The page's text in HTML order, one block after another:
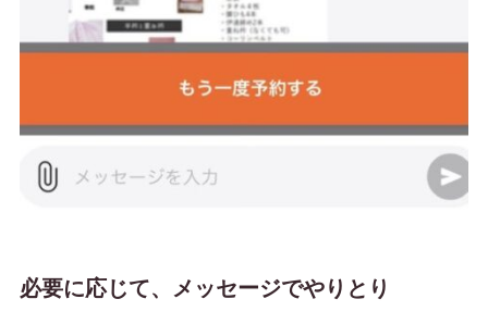
必要に応じて、メッセージでやりとり